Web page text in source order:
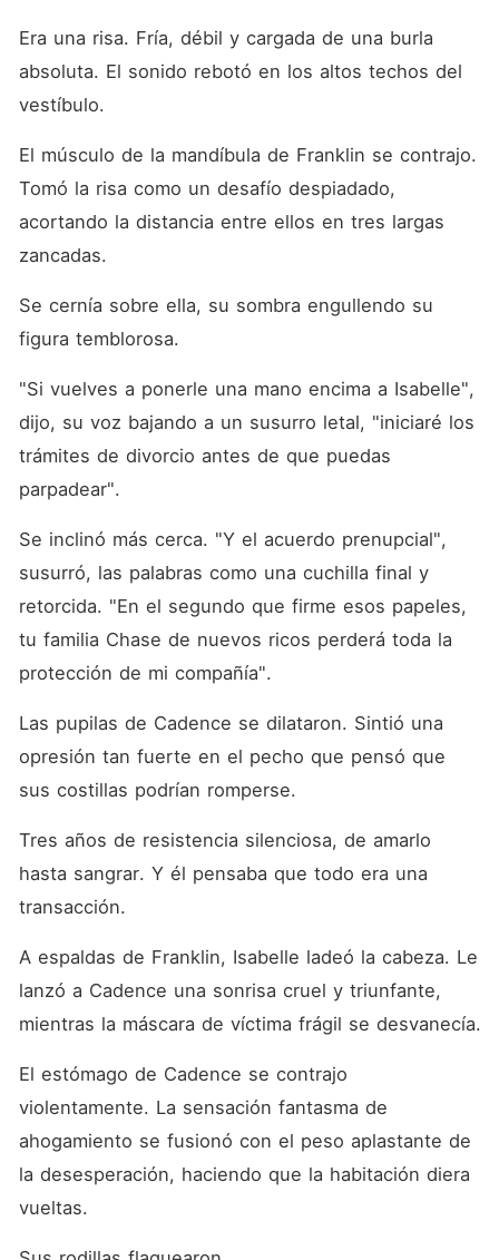
Era una risa. Fría, débil y cargada de una burla
absoluta. El sonido rebotó en los altos techos del
vestíbulo.
El músculo de la mandíbula de Franklin se contrajo.
Tomó la risa como un desafío despiadado,
acortando la distancia entre ellos en tres largas
zancadas.
Se cernía sobre ella, su sombra engullendo su
figura temblorosa.
"Si vuelves a ponerle una mano encima a Isabelle",
dijo, su voz bajando a un susurro letal, "iniciaré los
trámites de divorcio antes de que puedas
parpadear".
Se inclinó más cerca. "Y el acuerdo prenupcial",
susurró, las palabras como una cuchilla final y
retorcida. "En el segundo que firme esos papeles,
tu familia Chase de nuevos ricos perderá toda la
protección de mi compañía".
Las pupilas de Cadence se dilataron. Sintió una
opresión tan fuerte en el pecho que pensó que
sus costillas podrían romperse.
Tres años de resistencia silenciosa, de amarlo
hasta sangrar. Y él pensaba que todo era una
transacción.
A espaldas de Franklin, Isabelle ladeó la cabeza. Le
lanzó a Cadence una sonrisa cruel y triunfante,
mientras la máscara de víctima frágil se desvanecía.
El estómago de Cadence se contrajo
violentamente. La sensación fantasma de
ahogamiento se fusionó con el peso aplastante de
la desesperación, haciendo que la habitación diera
vueltas.